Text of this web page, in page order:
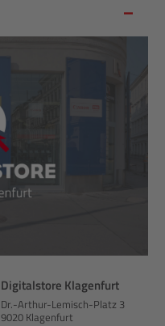
Digitalstore Klagenfurt
Dr.-Arthur-Lemisch-Platz 3
9020 Klagenfurt